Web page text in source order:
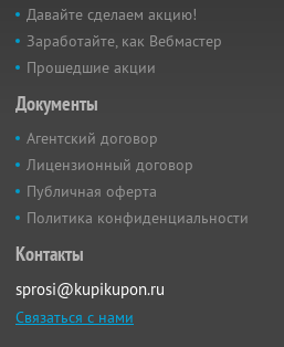
Давайте сделаем акцию!
Заработайте, как Вебмастер
Прошедшие акции
Документы
Агентский договор
Лицензионный договор
Публичная оферта
Политика конфиденциальности
Контакты
sprosi@kupikupon.ru
Связаться с нами